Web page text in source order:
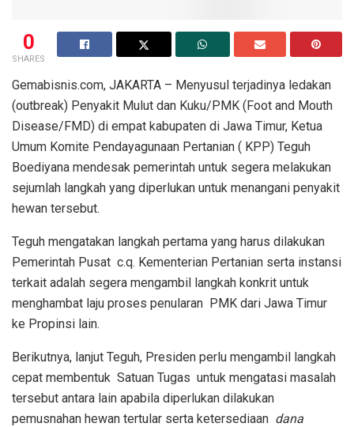
0
SHARES
Gemabisnis.com, JAKARTA – Menyusul terjadinya ledakan
(outbreak) Penyakit Mulut dan Kuku/PMK (Foot and Mouth
Disease/FMD) di empat kabupaten di Jawa Timur, Ketua
Umum Komite Pendayagunaan Pertanian ( KPP) Teguh
Boediyana mendesak pemerintah untuk segera melakukan
sejumlah langkah yang diperlukan untuk menangani penyakit
hewan tersebut.
Teguh mengatakan langkah pertama yang harus dilakukan
Pemerintah Pusat c.q. Kementerian Pertanian serta instansi
terkait adalah segera mengambil langkah konkrit untuk
menghambat laju proses penularan PMK dari Jawa Timur
ke Propinsi lain.
Berikutnya, lanjut Teguh, Presiden perlu mengambil langkah
cepat membentuk Satuan Tugas untuk mengatasi masalah
tersebut antara lain apabila diperlukan dilakukan
pemusnahan hewan tertular serta ketersediaan dana